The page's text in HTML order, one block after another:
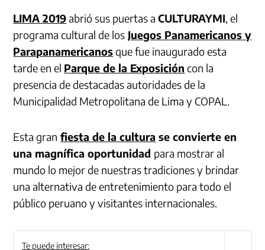
LIMA 2019abrió sus puertas aCULTURAYMI , el
programa cultural de los Juegos Panamericanos y
Parapanamericanosque fue inaugurado esta
tarde en el Parque de la Exposición con la
presencia de destacadas autoridades de la
Municipalidad Metropolitana de Lima y COPAL.
Esta gran fiesta de la cultura se convierte en
una magnífica oportunidad para mostrar al
mundo lo mejor de nuestras tradiciones y brindar
una alternativa de entretenimiento para todo el
público peruano y visitantes internacionales.
Te puede interesar: